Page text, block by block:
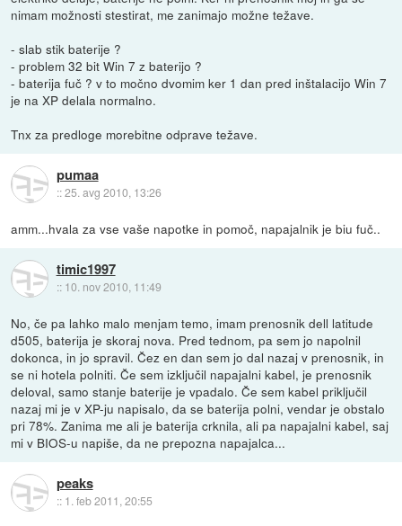
nimam možnosti stestirat, me zanimajo možne težave.
- slab stik baterije ?
- problem 32 bit Win 7 z baterijo ?
- baterija fuč ? v to močno dvomim ker 1 dan pred inštalacijo Win 7
je na XP delala normalno.
Tnx za predloge morebitne odprave težave.
pumaa
::25. avg 2010, 13:26
amm...hvala za vse vaše napotke in pomoč, napajalnik je biu fuč..
timic1997
:: 10. nov 2010, 11:49
No, če pa lahko malo menjam temo, imam prenosnik dell latitude
d505, baterija je skoraj nova. Pred tednom, pa sem jo napolnil
dokonca, in jo spravil. Čez en dan sem jo dal nazaj v prenosnik, in
se ni hotela polniti. Če sem izključil napajalni kabel, je prenosnik
deloval, samo stanje baterije je vpadalo. Če sem kabel priključil
nazaj mi je v XP-ju napisalo, da se baterija polni, vendar je obstalo
pri 78%. Zanima me ali je baterija crknila, ali pa napajalni kabel, saj
mi v BIOS-u napiše, da ne prepozna napajalca...
peaks
:: 1. feb 2011, 20:55